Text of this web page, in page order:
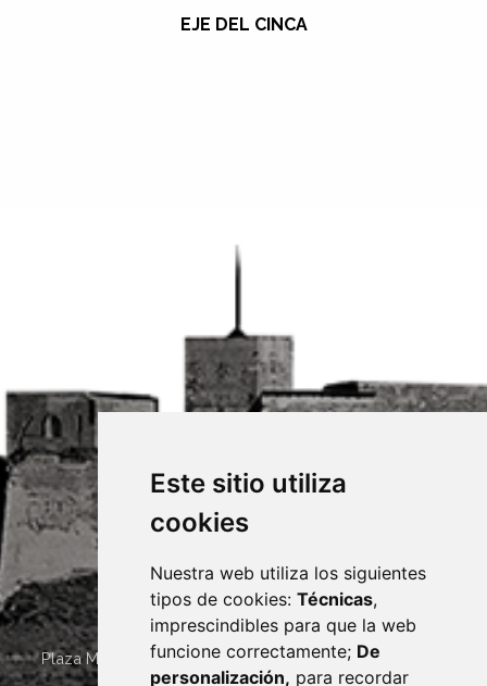
Este sitio utiliza
cookies
Nuestra web utiliza los siguientes
tipos de cookies: Técnicas,
imprescindibles para que la web
funcione correctamente; De
personalización, para recordar
EJE DEL CINCA
Plaza Mayor 4 22400 MONZÓN - ARAGÓN (ESPAÑA)
· (34) 974 400 700 ·